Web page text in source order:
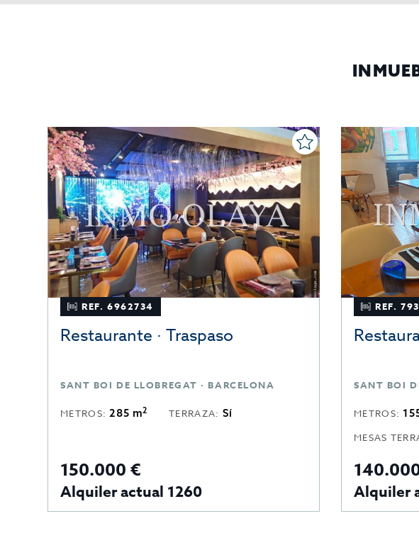
REF. 6962734
Restaurante · Traspaso
SANT BOI DE LLOBREGAT · BARCELONA
METROS:285 m2 TERRAZA: Sí
150.000 €
Alquiler actual 1260
REF.
METROS:
MESAS
Alquiler